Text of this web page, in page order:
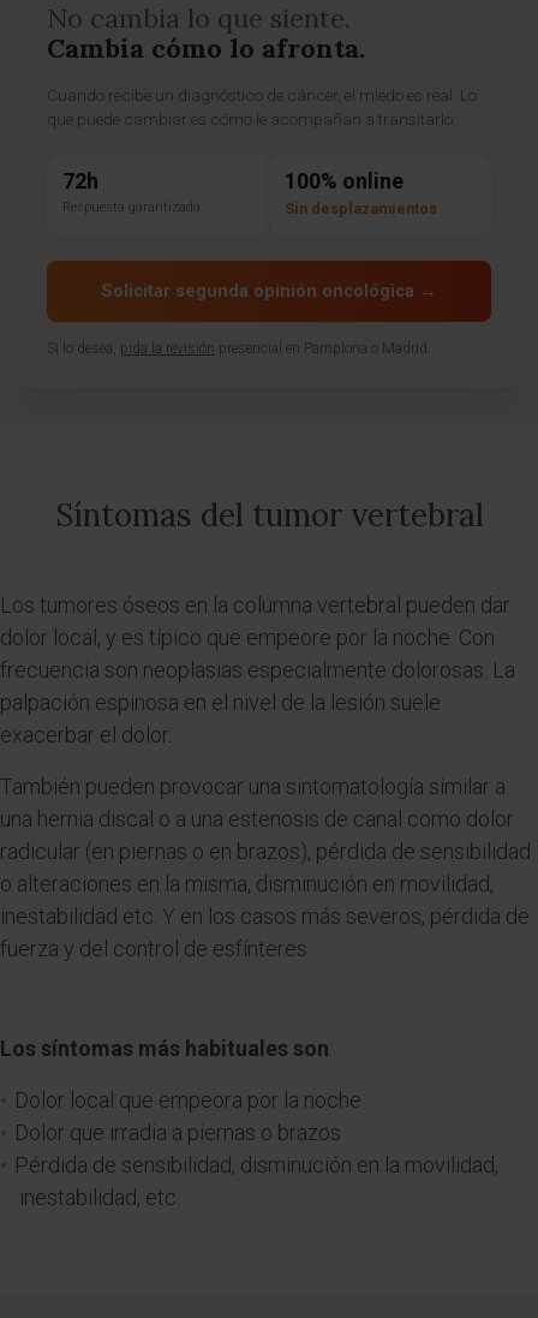
No cambia lo que siente.
Cambia cómo lo afronta.
Cuando recibe un diagnóstico de cáncer, el miedo es real. Lo
que puede cambiar es cómo le acompañan a transitarlo.
72h
Respuesta garantizada
100% online
Sin desplazamientos
Solicitar segunda opinión oncológica →
Si lo desea, pida la revisión presencial en Pamplona o Madrid.
Síntomas del tumor vertebral
Los tumores óseos en la columna vertebral pueden dar
dolor local, y es típico que empeore por la noche. Con
frecuencia son neoplasias especialmente dolorosas. La
palpación espinosa en el nivel de la lesión suele
exacerbar el dolor.
También pueden provocar una sintomatología similar a
una hernia discal o a una estenosis de canal como dolor
radicular (en piernas o en brazos), pérdida de sensibilidad
o alteraciones en la misma, disminución en movilidad,
inestabilidad etc. Y en los casos más severos, pérdida de
fuerza y del control de esfínteres.
Los síntomas más habituales son:
Dolor local que empeora por la noche
Dolor que irradia a piernas o brazos
Pérdida de sensibilidad, disminución en la movilidad,
inestabilidad, etc.